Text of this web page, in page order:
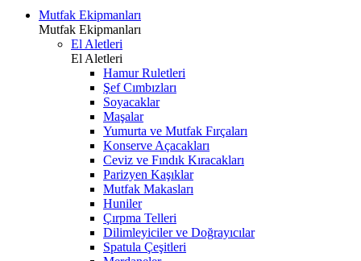
Mutfak Ekipmanları
Mutfak Ekipmanları
El Aletleri
El Aletleri
Hamur Ruletleri
Şef Cımbızları
Soyacaklar
Maşalar
Yumurta ve Mutfak Fırçaları
Konserve Açacakları
Ceviz ve Fındık Kıracakları
Parizyen Kaşıklar
Mutfak Makasları
Huniler
Çırpma Telleri
Dilimleyiciler ve Doğrayıcılar
Spatula Çeşitleri